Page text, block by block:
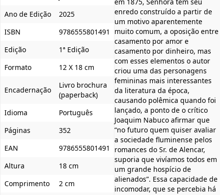
Ano de Edição
2025
ISBN
9786555801491
Edição
1ª Edição
Formato
12 X 18 cm
Encadernação
Livro brochura
(paperback)
Idioma
Português
Páginas
352
EAN
9786555801491
Altura
18 cm
Comprimento
2 cm
enredo construído a partir de
um motivo aparentemente
muito comum, a oposição entre
casamento por amor e
casamento por dinheiro, mas
com esses elementos o autor
criou uma das personagens
femininas mais interessantes
da literatura da época,
causando polêmica quando foi
lançado, a ponto de o crítico
Joaquim Nabuco afirmar que
“no futuro quem quiser avaliar
a sociedade fluminense pelos
romances do Sr. de Alencar,
suporia que vivíamos todos em
um grande hospício de
alienados”. Essa capacidade de
incomodar, que se percebia há